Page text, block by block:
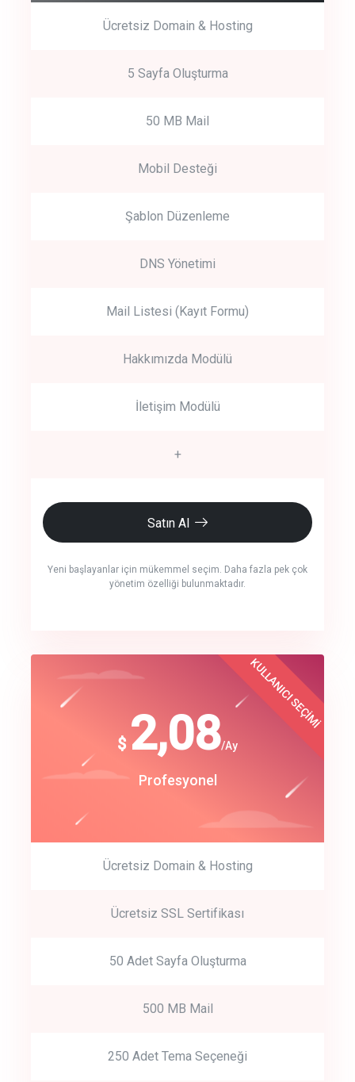
Ücretsiz Domain & Hosting
5 Sayfa Oluşturma
50 MB Mail
Mobil Desteği
Şablon Düzenleme
DNS Yönetimi
Mail Listesi (Kayıt Formu)
Hakkımızda Modülü
İletişim Modülü
+
Satın Al
Yeni başlayanlar için mükemmel seçim. Daha fazla pek çok
yönetim özelliği bulunmaktadır.
crm auto cync
track energy costs
Get Started
Start by trying our service for 30 days free trial no credit card
$ 2,08/Ay
Profesyonel
KULLANICI SEÇİMİ
Ücretsiz Domain & Hosting
Ücretsiz SSL Sertifikası
50 Adet Sayfa Oluşturma
500 MB Mail
250 Adet Tema Seçeneği
$
180
Start Up
Best Choice